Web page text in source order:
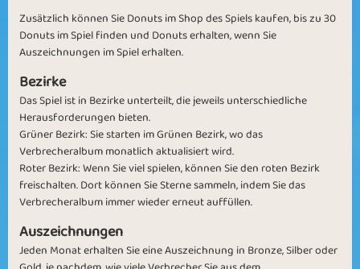
Zusätzlich können Sie Donuts im Shop des Spiels kaufen, bis zu 30
Donuts im Spiel finden und Donuts erhalten, wenn Sie
Auszeichnungen im Spiel erhalten.
Bezirke
Das Spiel ist in Bezirke unterteilt, die jeweils unterschiedliche
Herausforderungen bieten.
Grüner Bezirk: Sie starten im Grünen Bezirk, wo das
Verbrecheralbum monatlich aktualisiert wird.
Roter Bezirk: Wenn Sie viel spielen, können Sie den roten Bezirk
freischalten. Dort können Sie Sterne sammeln, indem Sie das
Verbrecheralbum immer wieder erneut auffüllen.
Auszeichnungen
Jeden Monat erhalten Sie eine Auszeichnung in Bronze, Silber oder